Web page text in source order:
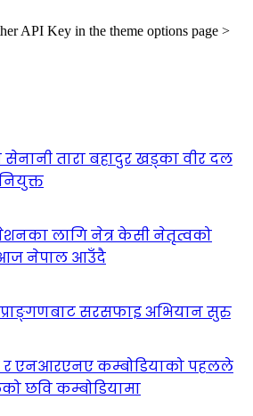
API Key in the theme options page >
तारा बहादुर खड्का वीर दल
लागि नेत्र केसी नेतृत्वको
आज नेपाल आउँदै
प्राङ्गणबाट सरसफाइ अभियान सुरु
र एनआरएनए कम्बोडियाको पहलले
छवि कम्बोडियामा